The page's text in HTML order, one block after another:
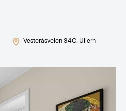
Vesteråsveien 34C, Ullern